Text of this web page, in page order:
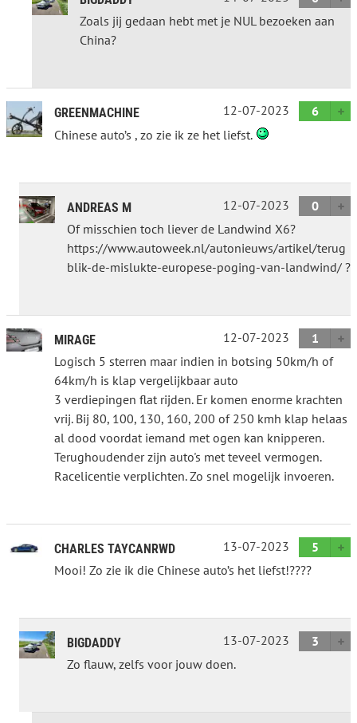
Zoals jij gedaan hebt met je NUL bezoeken aan
China?
GREENMACHINE 12-07-2023
6
Chinese auto’s , zo zie ik ze het liefst.
ANDREAS M 12-07-2023
0
Of misschien toch liever de Landwind X6?
https://www.autoweek.nl/autonieuws/artikel/terug
blik-de-mislukte-europese-poging-van-landwind/ ?
MIRAGE 12-07-2023
1
Logisch 5 sterren maar indien in botsing 50km/h of
64km/h is klap vergelijkbaar auto
3 verdiepingen flat rijden. Er komen enorme krachten
vrij. Bij 80, 100, 130, 160, 200 of 250 kmh klap helaas
al dood voordat iemand met ogen kan knipperen.
Terughoudender zijn auto's met teveel vermogen.
Racelicentie verplichten. Zo snel mogelijk invoeren.
CHARLES TAYCANRWD 13-07-2023
5
Mooi! Zo zie ik die Chinese auto’s het liefst!????
BIGDADDY 13-07-2023
3
Zo flauw, zelfs voor jouw doen.